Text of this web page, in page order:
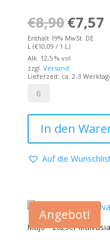
€8,90
Preis
war:
€8,90
€7,57
Enthält 19% MwSt. DE
L (€10,09 / 1 L)
Alk. 12,5 % vol
zzgl. Versand
Lieferzeit: ca. 2-3
Majo
–
25er
Golfo
–
Chardonnay
Menge
In den
Auf die
Angebot!
Majo – 2025er